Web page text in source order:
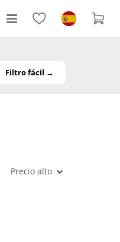
Filtro fácil →
Precio alto